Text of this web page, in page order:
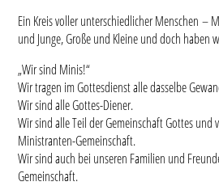
Ein Kreis voller unterschiedlicher Menschen –
und Junge, Große und Kleine und doch haben
„Wir sind Minis!“
Wir tragen im Gottesdienst alle dasselbe
Wir sind alle Gottes-Diener.
Wir sind alle Teil der Gemeinschaft Gottes und
Ministranten-Gemeinschaft.
Wir sind auch bei unseren Familien und
Gemeinschaft.